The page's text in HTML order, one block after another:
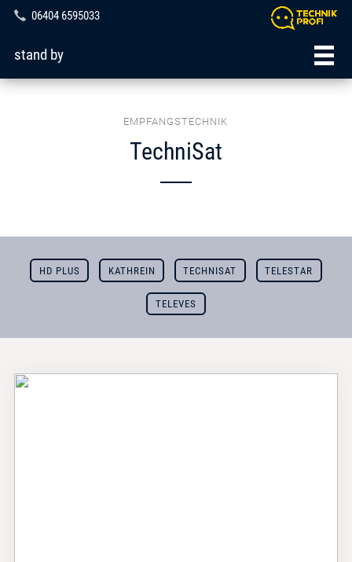
06404 6595033
stand by
EMPFANGSTECHNIK
TechniSat
HD PLUS KATHREIN TECHNISAT TELESTAR
TELEVES